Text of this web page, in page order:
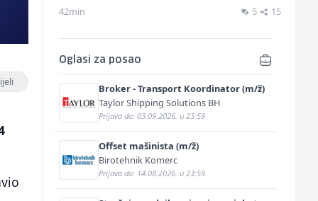
42min 5 15
Oglasi za posao
Broker - Transport Koordinator (m/ž)
Taylor Shipping Solutions BH
Prijava do: 03.09.2026. u 23:59
Offset mašinista (m/ž)
Birotehnik Komerc
Prijava do: 14.08.2026. u 23:59